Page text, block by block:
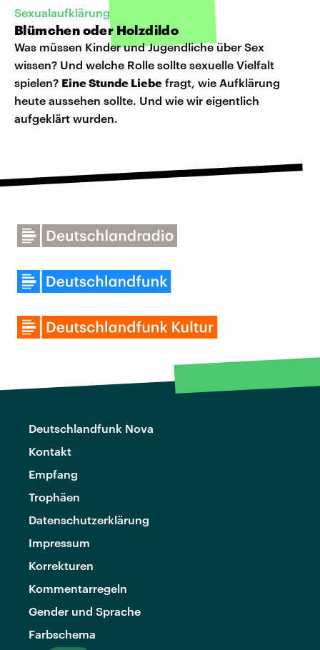
Sexualaufklärung
Blümchen oder Holzdildo
Was müssen Kinder und Jugendliche über Sex
wissen? Und welche Rolle sollte sexuelle Vielfalt
spielen? Eine Stunde Liebe fragt, wie Aufklärung
heute aussehen sollte. Und wie wir eigentlich
aufgeklärt wurden.
Deutschlandfunk Nova
Kontakt
Empfang
Trophäen
Datenschutzerklärung
Impressum
Korrekturen
Kommentarregeln
Gender und Sprache
Farbschema